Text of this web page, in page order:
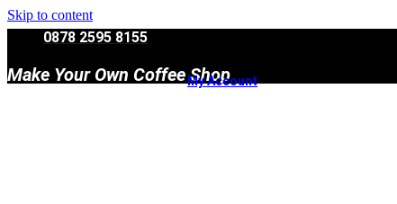
Skip to content
0878 2595 8155
Make Your Own Coffee Shop
My Account